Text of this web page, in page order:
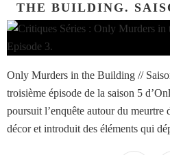
THE BUILDING.
Only Murders in the Building //
troisième épisode de la saison 5
poursuit l’enquête autour du meurtre
décor et introduit des éléments qui